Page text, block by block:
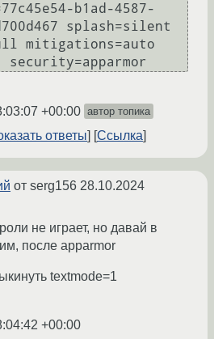
b1ad-4587-
splash=silent
mitigations=auto
+00:00 автор топика
ответы Ссылка
от serg156 28.10.2024
не играет, но давай в
после apparmor
textmode=1
+00:00